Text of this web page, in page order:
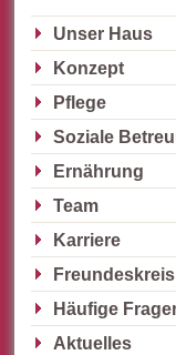
Unser Haus
Konzept
Pflege
Soziale
Ernährung
Team
Karriere
Freundeskreis
Häufige
Aktuelles